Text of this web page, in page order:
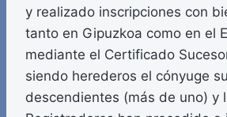
y realizado inscripciones con
tanto en Gipuzkoa como en el
mediante el Certificado
siendo herederos el cónyuge
descendientes (más de uno) y